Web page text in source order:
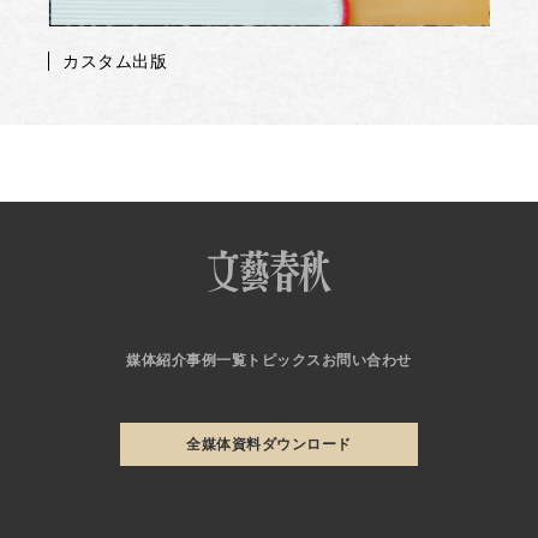
カスタム出版
媒体紹介事例一覧 トピックス お問い合わせ
全媒体資料ダウンロード